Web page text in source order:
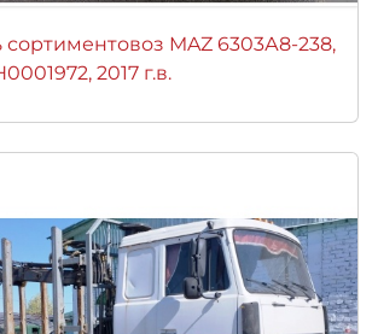
MAZ 6303А8-238,
2017 г.в.